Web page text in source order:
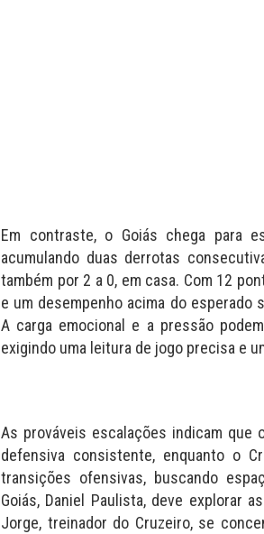
Em contraste, o Goiás chega para
acumulando duas derrotas
também por 2 a 0, em casa. Com 12
e um desempenho acima do esperado
A carga emocional e a pressão
exigindo uma leitura de jogo precisa e
As prováveis escalações indicam que
defensiva consistente, enquanto o
transições ofensivas, buscando
Goiás, Daniel Paulista, deve explorar
Jorge, treinador do Cruzeiro, se